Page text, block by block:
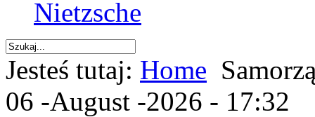
Nietzsche
Jesteś tutaj: Home
06 -August -2026 - 17:32